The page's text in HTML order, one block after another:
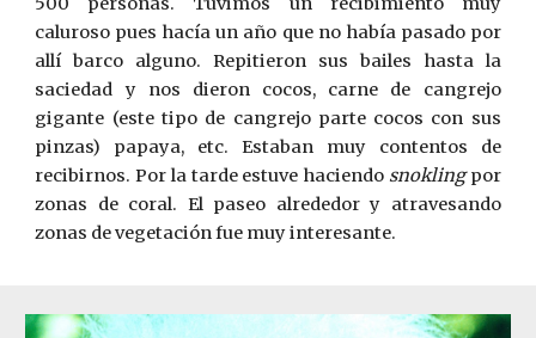
caluroso pues hacía un año que no había pasado por
allí barco alguno. Repitieron sus bailes hasta la
saciedad y nos dieron cocos, carne de cangrejo
gigante (este tipo de cangrejo parte cocos con sus
pinzas) papaya, etc. Estaban muy contentos de
recibirnos. Por la tarde estuve haciendo snoklingpor
zonas de coral. El paseo alrededor y atravesando
zonas de vegetación fue muy interesante.